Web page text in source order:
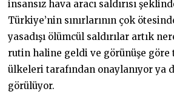
insansız hava aracı saldırısı
Türkiye’nin sınırlarının çok
yasadışı ölümcül saldırılar artık
rutin haline geldi ve görünüşe göre
ülkeleri tarafından onaylanıyor ya
görülüyor.